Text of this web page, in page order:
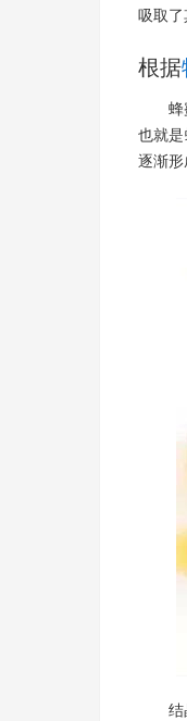
吸取
根据
蜂
也就
逐渐形
结